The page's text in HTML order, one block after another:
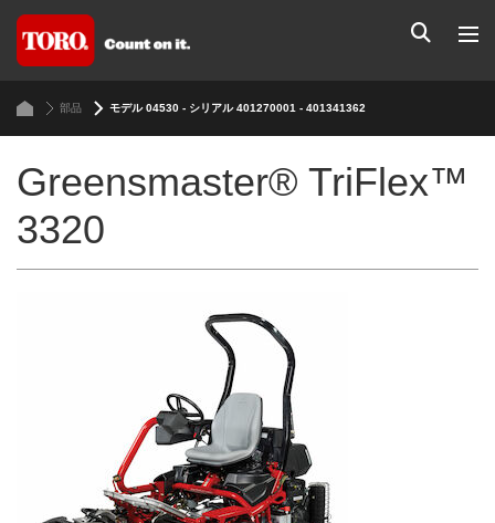
部品 モデル 04530 - シリアル 401270001 - 401341362
Greensmaster® TriFlex™
3320